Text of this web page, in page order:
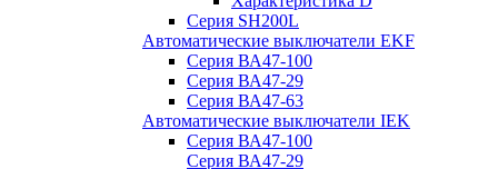
Серия SH200L
Автоматические выключатели EKF
Серия ВА47-100
Серия ВА47-29
Серия ВА47-63
Автоматические выключатели IEK
Серия ВА47-100
Серия ВА47-29